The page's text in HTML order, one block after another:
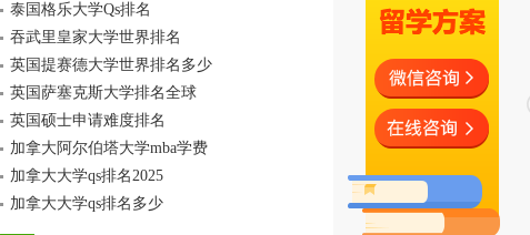
泰国格乐大学Qs排名
吞武里皇家大学世界排名
英国提赛德大学世界排名多少
英国萨塞克斯大学排名全球
英国硕士申请难度排名
加拿大阿尔伯塔大学mba学费
加拿大大学qs排名2025
加拿大大学qs排名多少